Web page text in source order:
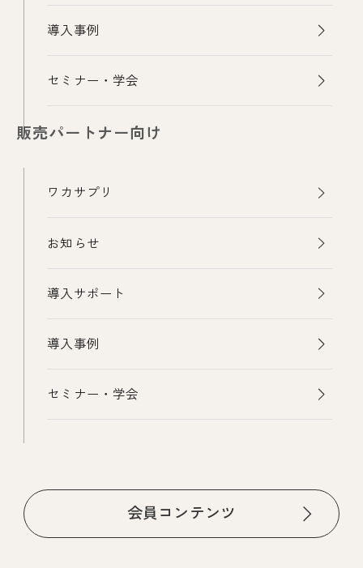
導入事例
セミナー・学会
販売パートナー向け
ワカサプリ
お知らせ
導入サポート
導入事例
セミナー・学会
会員コンテンツ